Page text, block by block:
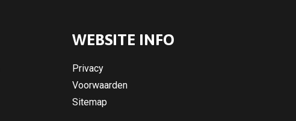
WEBSITE INFO
Privacy
Voorwaarden
Sitemap